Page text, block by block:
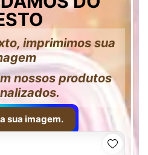
imprimimos sua
nossos produtos
sua imagem.